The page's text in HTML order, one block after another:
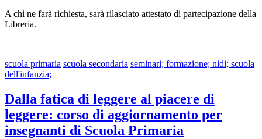
A chi ne farà richiesta, sarà rilasciato attestato di partecipazione della
Libreria.
scuola primaria scuola secondaria seminari; formazione; nidi; scuola
dell'infanzia;
Dalla fatica di leggere al piacere di
leggere: corso di aggiornamento per
insegnanti di Scuola Primaria